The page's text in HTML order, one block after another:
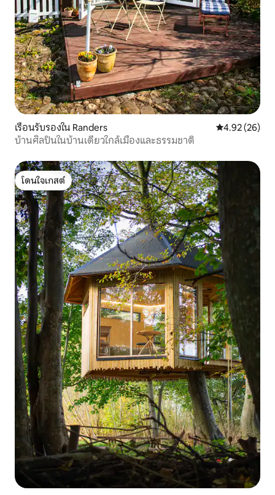
เรือนรับรองใน Randers คะแนนเฉลี่ย
4.92 (26)
บ้านศิลปินในบ้านเดี่ยวใกล้เมืองและธรรมชาติ
โดนใจเกสต์
โดนใจเกสต์